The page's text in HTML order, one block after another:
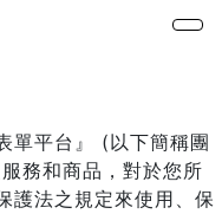
單平台』 (以下簡稱團
務和商品，對於您所
護法之規定來使用、保